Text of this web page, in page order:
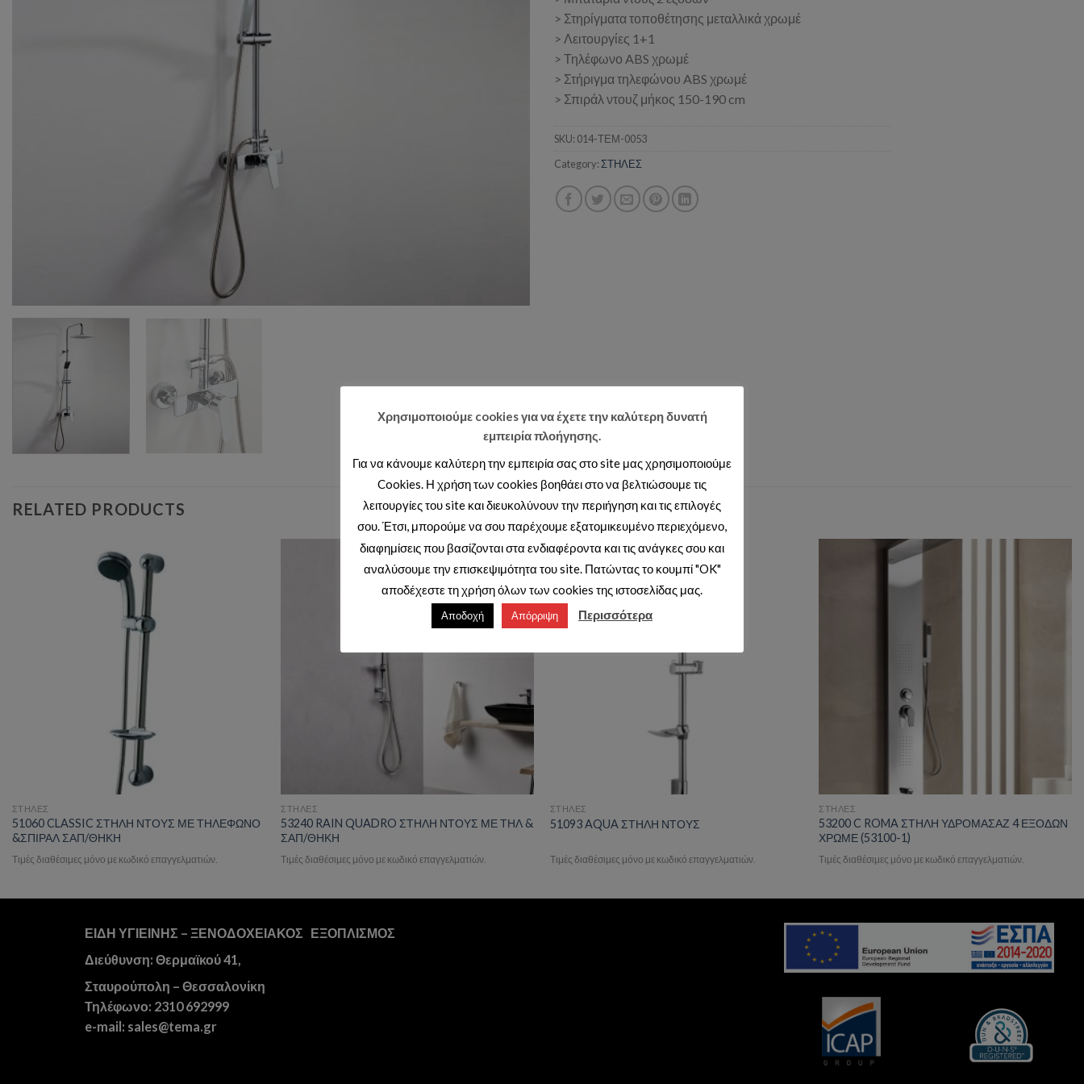
> Στηρίγματα τοποθέτησης μεταλλικά χρωμέ
> Λειτουργίες 1+1
> Τηλέφωνο ABS χρωμέ
> Στήριγμα τηλεφώνου ABS χρωμέ
> Σπιράλ ντουζ μήκος 150-190 cm
SKU: 014-ΤΕΜ-0053
Category: ΣΤΗΛΕΣ
RELATED PRODUCTS
ΣΤΗΛΕΣ
51060 CLASSIC ΣΤΗΛΗ ΝΤΟΥΣ ΜΕ ΤΗΛΕΦΩΝΟ
&ΣΠΙΡΑΛ ΣΑΠ/ΘΗΚΗ
Τιμές διαθέσιμες μόνο με κωδικό επαγγελματιών.
Add to wishlist
ΣΤΗΛΕΣ
53240 RAIN QUADRO ΣΤΗΛΗ ΝΤΟΥΣ ΜΕ ΤΗΛ &
ΣΑΠ/ΘΗΚΗ
Τιμές διαθέσιμες μόνο με κωδικό επαγγελματιών.
ΣΤΗΛΕΣ
51093 AQUA ΣΤΗΛΗ ΝΤΟΥΣ
Τιμές διαθέσιμες μόνο με κωδικό επαγγελματιών.
ΣΤΗΛΕΣ
53200 C ROMA ΣΤΗΛΗ ΥΔΡΟΜΑΣΑΖ 4 ΕΞΟΔΩΝ
ΧΡΩΜΕ (53100-1)
Τιμές διαθέσιμες μόνο με κωδικό επαγγελματιών.
ΕΙΔΗ ΥΓΙΕΙΝΗΣ – ΞΕΝΟΔΟΧΕΙΑΚΟΣ ΕΞΟΠΛΙΣΜΟΣ
Διεύθυνση: Θερμαϊκού 41,
Σταυρούπολη – Θεσσαλονίκη
Τηλέφωνο: 2310 692999
e-mail: sales@tema.gr
Χρησιμοποιούμε cookies για να έχετε την καλύτερη δυνατή
εμπειρία πλοήγησης.
Για να κάνουμε καλύτερη την εμπειρία σας στο site μας χρησιμοποιούμε
Cookies. Η χρήση των cookies βοηθάει στο να βελτιώσουμε τις
λειτουργίες του site και διευκολύνουν την περιήγηση και τις επιλογές
σου. Έτσι, μπορούμε να σου παρέχουμε εξατομικευμένο περιεχόμενο,
διαφημίσεις που βασίζονται στα ενδιαφέροντα και τις ανάγκες σου και
αναλύσουμε την επισκεψιμότητα του site. Πατώντας το κουμπί "OK"
αποδέχεστε τη χρήση όλων των cookies της ιστοσελίδας μας.
Αποδοχή Απόρριψη Περισσότερα